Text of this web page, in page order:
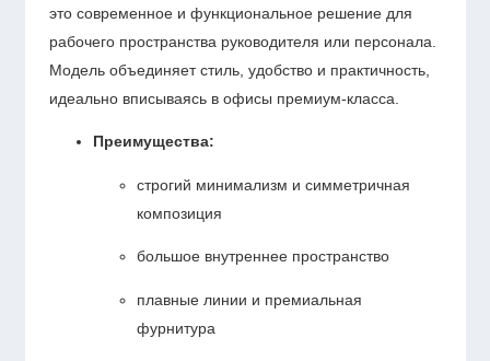
это современное и функциональное решение для
рабочего пространства руководителя или персонала.
Модель объединяет стиль, удобство и практичность,
идеально вписываясь в офисы премиум-класса.
Преимущества:
строгий минимализм и симметричная
композиция
большое внутреннее пространство
плавные линии и премиальная
фурнитура